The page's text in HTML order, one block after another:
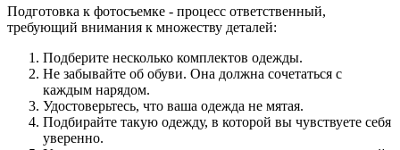
Подготовка к фотосъемке - процесс ответственный,
требующий внимания к множеству деталей:
Подберите несколько комплектов одежды.
Не забывайте об обуви. Она должна сочетаться с
каждым нарядом.
Удостоверьтесь, что ваша одежда не мятая.
Подбирайте такую одежду, в которой вы чувствуете себя
уверенно.